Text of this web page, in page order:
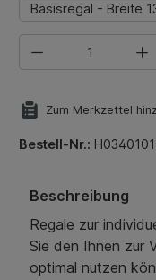
Basisregal - Breite
Produkt Anzahl:
Zum Merkzettel
Bestell-Nr.: H0340101
Beschreibung
Regale zur
Sie den Ihnen zur
optimal nutzen